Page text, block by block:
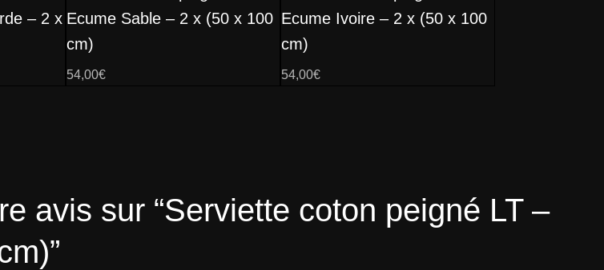
– 2 x Ecume Sable – 2 x (50 x 100
cm)
54,00€
Ecume Ivoire – 2 x (50 x 100
cm)
54,00€
avis sur “Serviette coton peigné LT –